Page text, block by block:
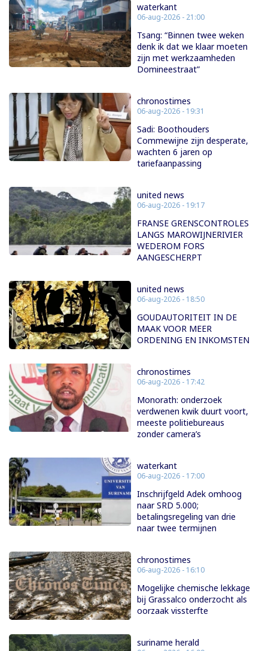
waterkant
06-aug-2026 - 21:00
Tsang: “Binnen twee weken
denk ik dat we klaar moeten
zijn met werkzaamheden
Domineestraat”
chronostimes
06-aug-2026 - 19:31
Sadi: Boothouders
Commewijne zijn desperate,
wachten 6 jaren op
tariefaanpassing
united news
06-aug-2026 - 19:17
FRANSE GRENSCONTROLES
LANGS MAROWIJNERIVIER
WEDEROM FORS
AANGESCHERPT
united news
06-aug-2026 - 18:50
GOUDAUTORITEIT IN DE
MAAK VOOR MEER
ORDENING EN INKOMSTEN
chronostimes
06-aug-2026 - 17:42
Monorath: onderzoek
verdwenen kwik duurt voort,
meeste politiebureaus
zonder camera’s
waterkant
06-aug-2026 - 17:00
Inschrijfgeld Adek omhoog
naar SRD 5.000;
betalingsregeling van drie
naar twee termijnen
chronostimes
06-aug-2026 - 16:10
Mogelijke chemische lekkage
bij Grassalco onderzocht als
oorzaak vissterfte
suriname herald